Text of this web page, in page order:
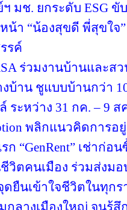
มช. ยกระดับ ESG ขั
น้า “น้องสุขดี พี่สุขใจ
รค์
ร่วมงานบ้านและส
บ้าน ชูแบบบ้านกว่า
ะหว่าง 31 กค. – 9 ส
พลิกแนวคิดการ
“GenRent” เช่าก่อ
วิตคนเมือง ร่วมส่งมอ
ยืนเข้าใจชีวิตในทุกร
กลางเมืองใหญ่ จนรู้